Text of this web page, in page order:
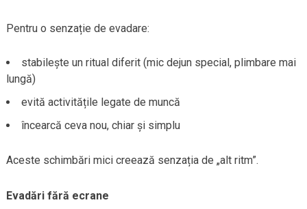
Pentru o senzație de evadare:
stabilește un ritual diferit (mic dejun special, plimbare mai
lungă)
evită activitățile legate de muncă
încearcă ceva nou, chiar și simplu
Aceste schimbări mici creează senzația de „alt ritm”.
Evadări fără ecrane